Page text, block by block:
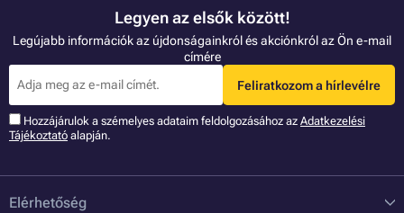
Legyen az elsők között!
Legújabb információk az újdonságainkról és akciónkról az Ön e-mail
címére
Feliratkozom a hírlevélre
Hozzájárulok a szémelyes adataim feldolgozásához az Adatkezelési
Tájékoztató alapján.
Elérhetőség